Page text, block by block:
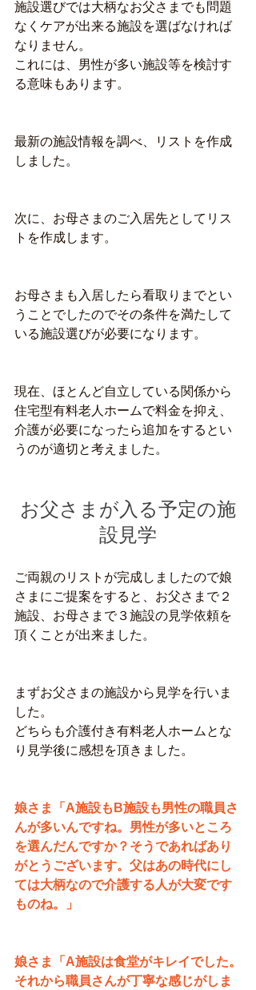
施設選びでは大柄なお父さまでも問題
なくケアが出来る施設を選ばなければ
なりません。
これには、男性が多い施設等を検討す
る意味もあります。
最新の施設情報を調べ、リストを作成
しました。
次に、お母さまのご入居先としてリス
トを作成します。
お母さまも入居したら看取りまでとい
うことでしたのでその条件を満たして
いる施設選びが必要になります。
現在、ほとんど自立している関係から
住宅型有料老人ホームで料金を抑え、
介護が必要になったら追加をするとい
うのが適切と考えました。
お父さまが入る予定の施
設見学
ご両親のリストが完成しましたので娘
さまにご提案をすると、お父さまで２
施設、お母さまで３施設の見学依頼を
頂くことが出来ました。
まずお父さまの施設から見学を行いま
した。
どちらも介護付き有料老人ホームとな
り見学後に感想を頂きました。
娘さま「A施設もB施設も男性の職員さ
んが多いんですね。男性が多いところ
を選んだんですか？そうであればあり
がとうございます。父はあの時代にし
ては大柄なので介護する人が大変です
ものね。」
娘さま「A施設は食堂がキレイでした。
それから職員さんが丁寧な感じがしま